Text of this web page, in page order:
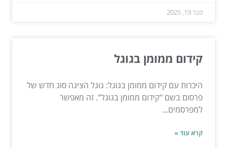
פבר 19, 2025
קידום ממומן בגוגל
היכרות עם קידום ממומן בגוגל: גוגל הציגה סוג חדש של
פרסום בשם "קידום ממומן בגוגל". זה מאפשר
למפרסמים...
קרא עוד »